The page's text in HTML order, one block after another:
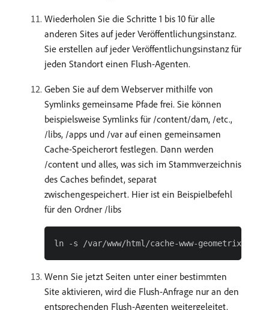
Wiederholen Sie die Schritte 1 bis 10 für alle
anderen Sites auf jeder Veröffentlichungsinstanz.
Sie erstellen auf jeder Veröffentlichungsinstanz für
jeden Standort einen Flush-Agenten.
Geben Sie auf dem Webserver mithilfe von
Symlinks gemeinsame Pfade frei. Sie können
beispielsweise Symlinks für /content/dam, /etc.,
/libs, /apps und /var auf einen gemeinsamen
Cache-Speicherort festlegen. Dann werden
/content und alles, was sich im Stammverzeichnis
des Caches befindet, separat
zwischengespeichert. Hier ist ein Beispielbefehl
für den Ordner /libs
Wenn Sie jetzt Seiten unter einer bestimmten
Site aktivieren, wird die Flush-Anfrage nur an den
entsprechenden Flush-Agenten weitergeleitet.